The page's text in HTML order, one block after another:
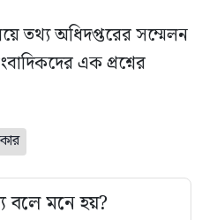
তথ্য অধিদপ্তরের সম্মেলন
এক প্রশ্নের
বলে মনে হয়?